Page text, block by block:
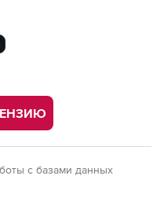
с базами данных